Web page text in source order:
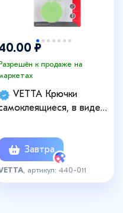
₽
к продаже на
в виде
Завтра
, артикул: 440-011